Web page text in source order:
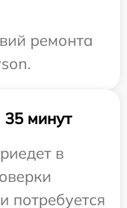
ремонта
минут
в
потребуется